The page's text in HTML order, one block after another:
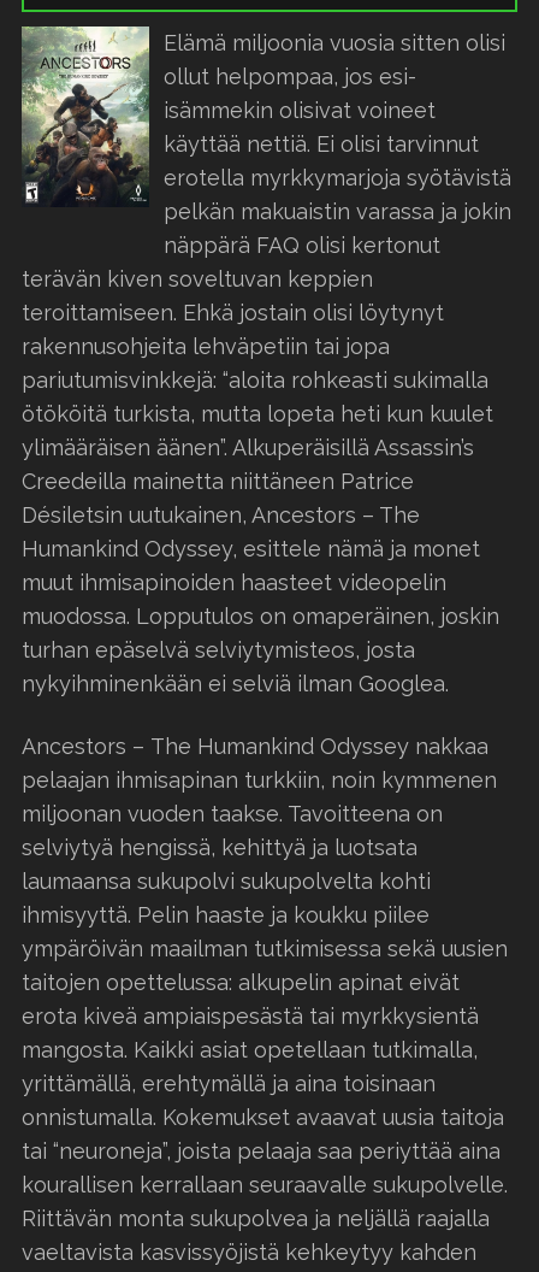
Elämä miljoonia vuosia sitten olisi
ollut helpompaa, jos esi-
isämmekin olisivat voineet
käyttää nettiä. Ei olisi tarvinnut
erotella myrkkymarjoja syötävistä
pelkän makuaistin varassa ja jokin
näppärä FAQ olisi kertonut
terävän kiven soveltuvan keppien
teroittamiseen. Ehkä jostain olisi löytynyt
rakennusohjeita lehväpetiin tai jopa
pariutumisvinkkejä: “aloita rohkeasti sukimalla
ötököitä turkista, mutta lopeta heti kun kuulet
ylimääräisen äänen”. Alkuperäisillä Assassin’s
Creedeilla mainetta niittäneen Patrice
Désiletsin uutukainen, Ancestors – The
Humankind Odyssey, esittele nämä ja monet
muut ihmisapinoiden haasteet videopelin
muodossa. Lopputulos on omaperäinen, joskin
turhan epäselvä selviytymisteos, josta
nykyihminenkään ei selviä ilman Googlea.
Ancestors – The Humankind Odyssey nakkaa
pelaajan ihmisapinan turkkiin, noin kymmenen
miljoonan vuoden taakse. Tavoitteena on
selviytyä hengissä, kehittyä ja luotsata
laumaansa sukupolvi sukupolvelta kohti
ihmisyyttä. Pelin haaste ja koukku piilee
ympäröivän maailman tutkimisessa sekä uusien
taitojen opettelussa: alkupelin apinat eivät
erota kiveä ampiaispesästä tai myrkkysientä
mangosta. Kaikki asiat opetellaan tutkimalla,
yrittämällä, erehtymällä ja aina toisinaan
onnistumalla. Kokemukset avaavat uusia taitoja
tai “neuroneja”, joista pelaaja saa periyttää aina
kourallisen kerrallaan seuraavalle sukupolvelle.
Riittävän monta sukupolvea ja neljällä raajalla
vaeltavista kasvissyöjistä kehkeytyy kahden